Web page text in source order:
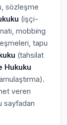
sözleşme
(işçi-
mobbing
tapu
(tahsilat
Hukuku
veren
sayfadan